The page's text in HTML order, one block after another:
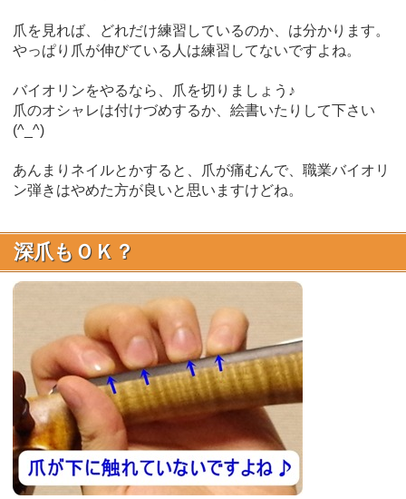
爪を見れば、どれだけ練習しているのか、は分かります。
やっぱり爪が伸びている人は練習してないですよね。
バイオリンをやるなら、爪を切りましょう♪
爪のオシャレは付けづめするか、絵書いたりして下さい
(^_^)
あんまりネイルとかすると、爪が痛むんで、職業バイオリ
ン弾きはやめた方が良いと思いますけどね。
深爪もＯＫ？